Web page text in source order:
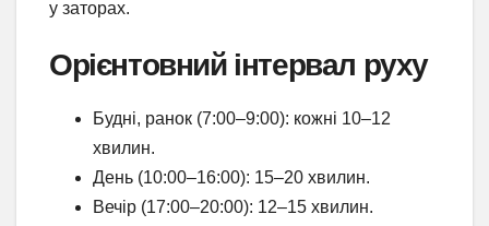
у заторах.
Орієнтовний інтервал руху
Будні, ранок (7:00–9:00): кожні 10–12
хвилин.
День (10:00–16:00): 15–20 хвилин.
Вечір (17:00–20:00): 12–15 хвилин.